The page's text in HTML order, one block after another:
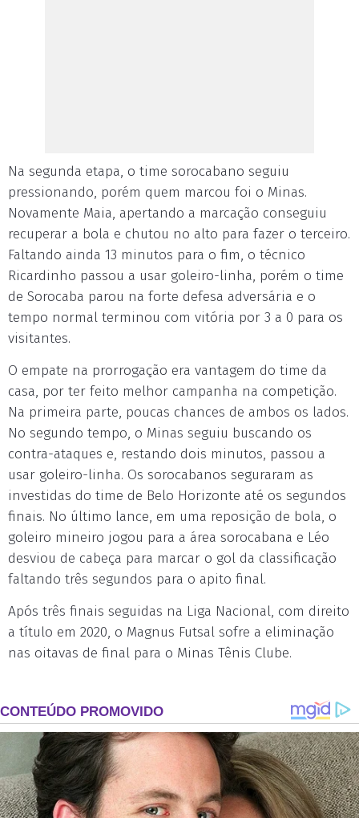
Na segunda etapa, o time sorocabano seguiu
pressionando, porém quem marcou foi o Minas.
Novamente Maia, apertando a marcação conseguiu
recuperar a bola e chutou no alto para fazer o terceiro.
Faltando ainda 13 minutos para o fim, o técnico
Ricardinho passou a usar goleiro-linha, porém o time
de Sorocaba parou na forte defesa adversária e o
tempo normal terminou com vitória por 3 a 0 para os
visitantes.
O empate na prorrogação era vantagem do time da
casa, por ter feito melhor campanha na competição.
Na primeira parte, poucas chances de ambos os lados.
No segundo tempo, o Minas seguiu buscando os
contra-ataques e, restando dois minutos, passou a
usar goleiro-linha. Os sorocabanos seguraram as
investidas do time de Belo Horizonte até os segundos
finais. No último lance, em uma reposição de bola, o
goleiro mineiro jogou para a área sorocabana e Léo
desviou de cabeça para marcar o gol da classificação
faltando três segundos para o apito final.
Após três finais seguidas na Liga Nacional, com direito
a título em 2020, o Magnus Futsal sofre a eliminação
nas oitavas de final para o Minas Tênis Clube.